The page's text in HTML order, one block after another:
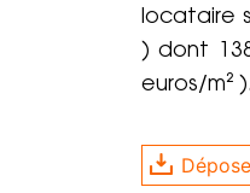
locataire
) dont
euros/m² ).